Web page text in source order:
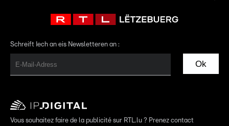
Schreift Iech an eis Newsletteren an :
Ok
Vous souhaitez faire de la publicité sur RTL.lu ? Prenez contact